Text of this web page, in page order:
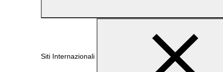
Siti Internazionali